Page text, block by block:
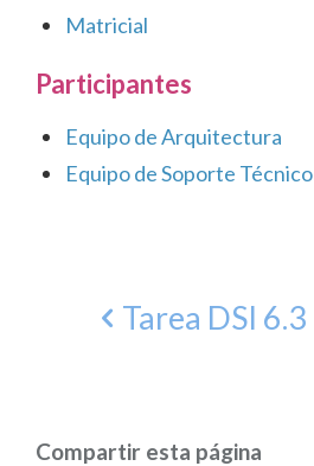
Matricial
Participantes
Equipo de Arquitectura
Equipo de Soporte Técnico
Tarea DSI 6.3
Compartir esta página